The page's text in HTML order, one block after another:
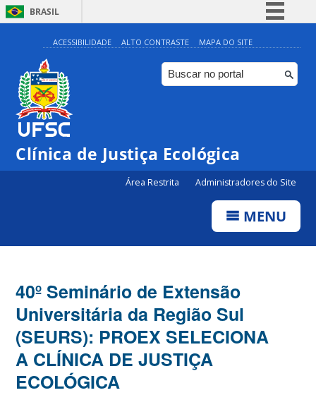
BRASIL
Simplifique!
Comunica BR
Participe
Canais
ACESSIBILIDADE ALTO CONTRASTE MAPA DO SITE
Clínica de Justiça Ecológica
Área Restrita Administradores do Site
MENU
40º Seminário de Extensão
Universitária da Região Sul
(SEURS): PROEX SELECIONA
A CLÍNICA DE JUSTIÇA
ECOLÓGICA